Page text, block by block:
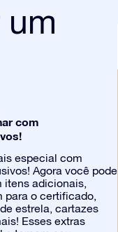
com
especial com
Agora você pode
itens adicionais,
para o certificado,
estrela, cartazes
Esses extras